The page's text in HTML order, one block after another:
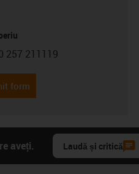
phone
257 211119
form
aveți. Laudă și critică